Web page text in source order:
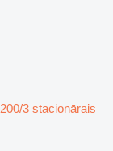
3 stacionārais